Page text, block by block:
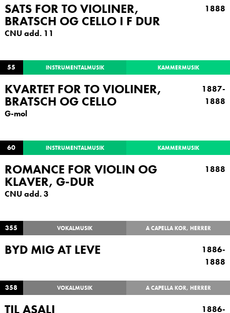
SATS FOR TO VIOLINER,
BRATSCH OG CELLO I F DUR
CNU add. 11
1888
55 INSTRUMENTALMUSIK KAMMERMUSIK
KVARTET FOR TO VIOLINER,
BRATSCH OG CELLO
G-mol
1887-
1888
60 INSTRUMENTALMUSIK KAMMERMUSIK
ROMANCE FOR VIOLIN OG
KLAVER, G-DUR
CNU add. 3
1888
355 VOKALMUSIK A CAPELLA KOR, HERRER
BYD MIG AT LEVE
1886-
1888
358 VOKALMUSIK A CAPELLA KOR, HERRER
TIL ASALI
1886-